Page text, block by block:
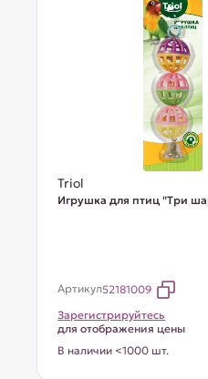
Triol
Игрушка для птиц "Три
Артикул52181009
Зарегистрируйтесь
для отображения цены
В наличии <1000 шт.